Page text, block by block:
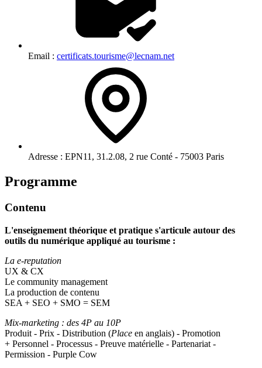
Email : certificats.tourisme@lecnam.net
Adresse : EPN11, 31.2.08, 2 rue Conté - 75003 Paris
Programme
Contenu
L'enseignement théorique et pratique s'articule autour des
outils du numérique appliqué au tourisme :
La e-reputation
UX & CX
Le community management
La production de contenu
SEA + SEO + SMO = SEM
Mix-marketing : des 4P au 10P
Produit - Prix - Distribution (Place en anglais) - Promotion
+ Personnel - Processus - Preuve matérielle - Partenariat -
Permission - Purple Cow